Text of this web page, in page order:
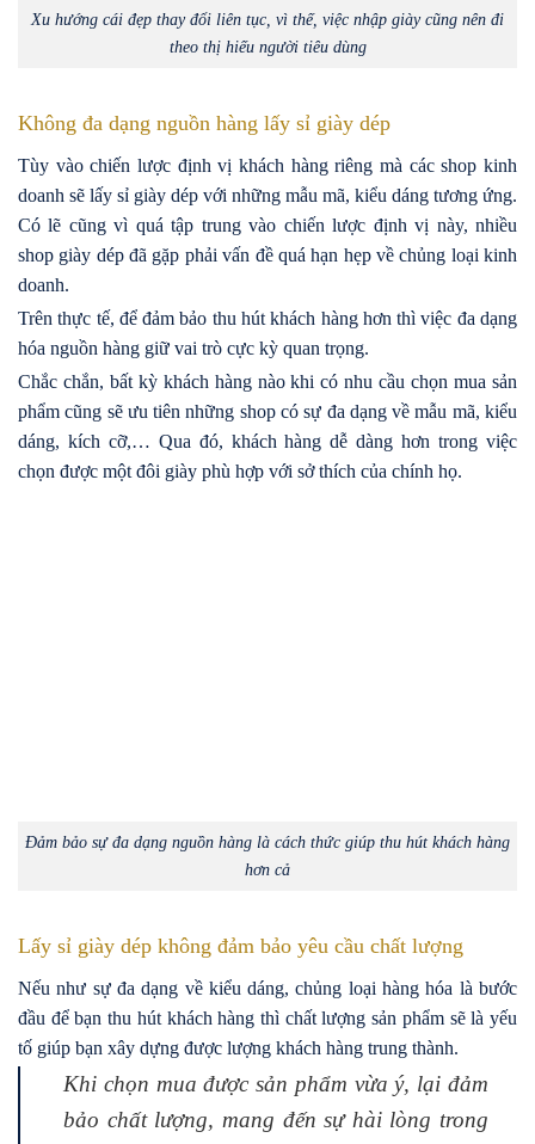
Xu hướng cái đẹp thay đổi liên tục, vì thế, việc nhập giày cũng nên đi
theo thị hiếu người tiêu dùng
Không đa dạng nguồn hàng lấy sỉ giày dép
Tùy vào chiến lược định vị khách hàng riêng mà các shop kinh
doanh sẽ lấy sỉ giày dép với những mẫu mã, kiểu dáng tương ứng.
Có lẽ cũng vì quá tập trung vào chiến lược định vị này, nhiều
shop giày dép đã gặp phải vấn đề quá hạn hẹp về chủng loại kinh
doanh.
Trên thực tế, để đảm bảo thu hút khách hàng hơn thì việc đa dạng
hóa nguồn hàng giữ vai trò cực kỳ quan trọng.
Chắc chắn, bất kỳ khách hàng nào khi có nhu cầu chọn mua sản
phẩm cũng sẽ ưu tiên những shop có sự đa dạng về mẫu mã, kiểu
dáng, kích cỡ,… Qua đó, khách hàng dễ dàng hơn trong việc
chọn được một đôi giày phù hợp với sở thích của chính họ.
Đảm bảo sự đa dạng nguồn hàng là cách thức giúp thu hút khách hàng
hơn cả
Lấy sỉ giày dép không đảm bảo yêu cầu chất lượng
Nếu như sự đa dạng về kiểu dáng, chủng loại hàng hóa là bước
đầu để bạn thu hút khách hàng thì chất lượng sản phẩm sẽ là yếu
tố giúp bạn xây dựng được lượng khách hàng trung thành.
Khi chọn mua được sản phẩm vừa ý, lại đảm
bảo chất lượng, mang đến sự hài lòng trong